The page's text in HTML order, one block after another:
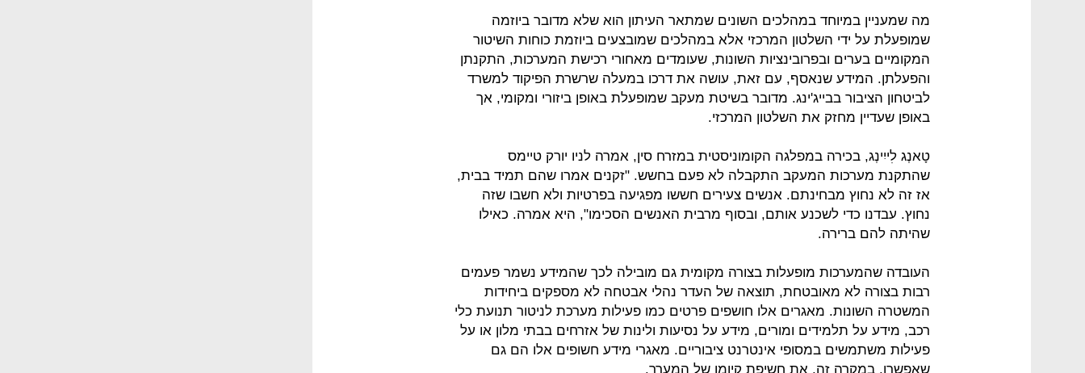
מה שמעניין במיוחד במהלכים השונים שמתאר העיתון הוא שלא מדובר ביוזמה
שמופעלת על ידי השלטון המרכזי אלא במהלכים שמובצעים ביוזמת כוחות השיטור
המקומיים בערים ובפרובינציות השונות, שעומדים מאחורי רכישת המערכות, התקנתן
והפעלתן. המידע שנאסף, עם זאת, עושה את דרכו במעלה שרשרת הפיקוד למשרד
לביטחון הציבור בבייג'ינג. מדובר בשיטת מעקב שמופעלת באופן ביזורי ומקומי, אך
באופן שעדיין מחזק את השלטון המרכזי.
טָאנְג לִייִינְג, בכירה במפלגה הקומוניסטית במזרח סין, אמרה לניו יורק טיימס
שהתקנת מערכות המעקב התקבלה לא פעם בחשש. "זקנים אמרו שהם תמיד בבית,
אז זה לא נחוץ מבחינתם. אנשים צעירים חששו מפגיעה בפרטיות ולא חשבו שזה
נחוץ. עבדנו כדי לשכנע אותם, ובסוף מרבית האנשים הסכימו", היא אמרה. כאילו
שהיתה להם ברירה.
העובדה שהמערכות מופעלות בצורה מקומית גם מובילה לכך שהמידע נשמר פעמים
רבות בצורה לא מאובטחת, תוצאה של העדר נהלי אבטחה לא מספקים ביחידות
המשטרה השונות. מאגרים אלו חושפים פרטים כמו פעילות מערכת לניטור תנועת כלי
רכב, מידע על תלמידים ומורים, מידע על נסיעות ולינות של אזרחים בבתי מלון או על
פעילות משתמשים במסופי אינטרנט ציבוריים. מאגרי מידע חשופים אלו הם גם
שאפשרו, במקרה זה, את חשיפת קיומו של המערך.